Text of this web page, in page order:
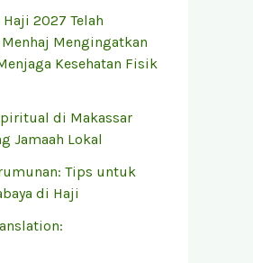
2027 Telah
Mengingatkan
Kesehatan Fisik
di Makassar
Jamaah Lokal
Tips untuk
di Haji